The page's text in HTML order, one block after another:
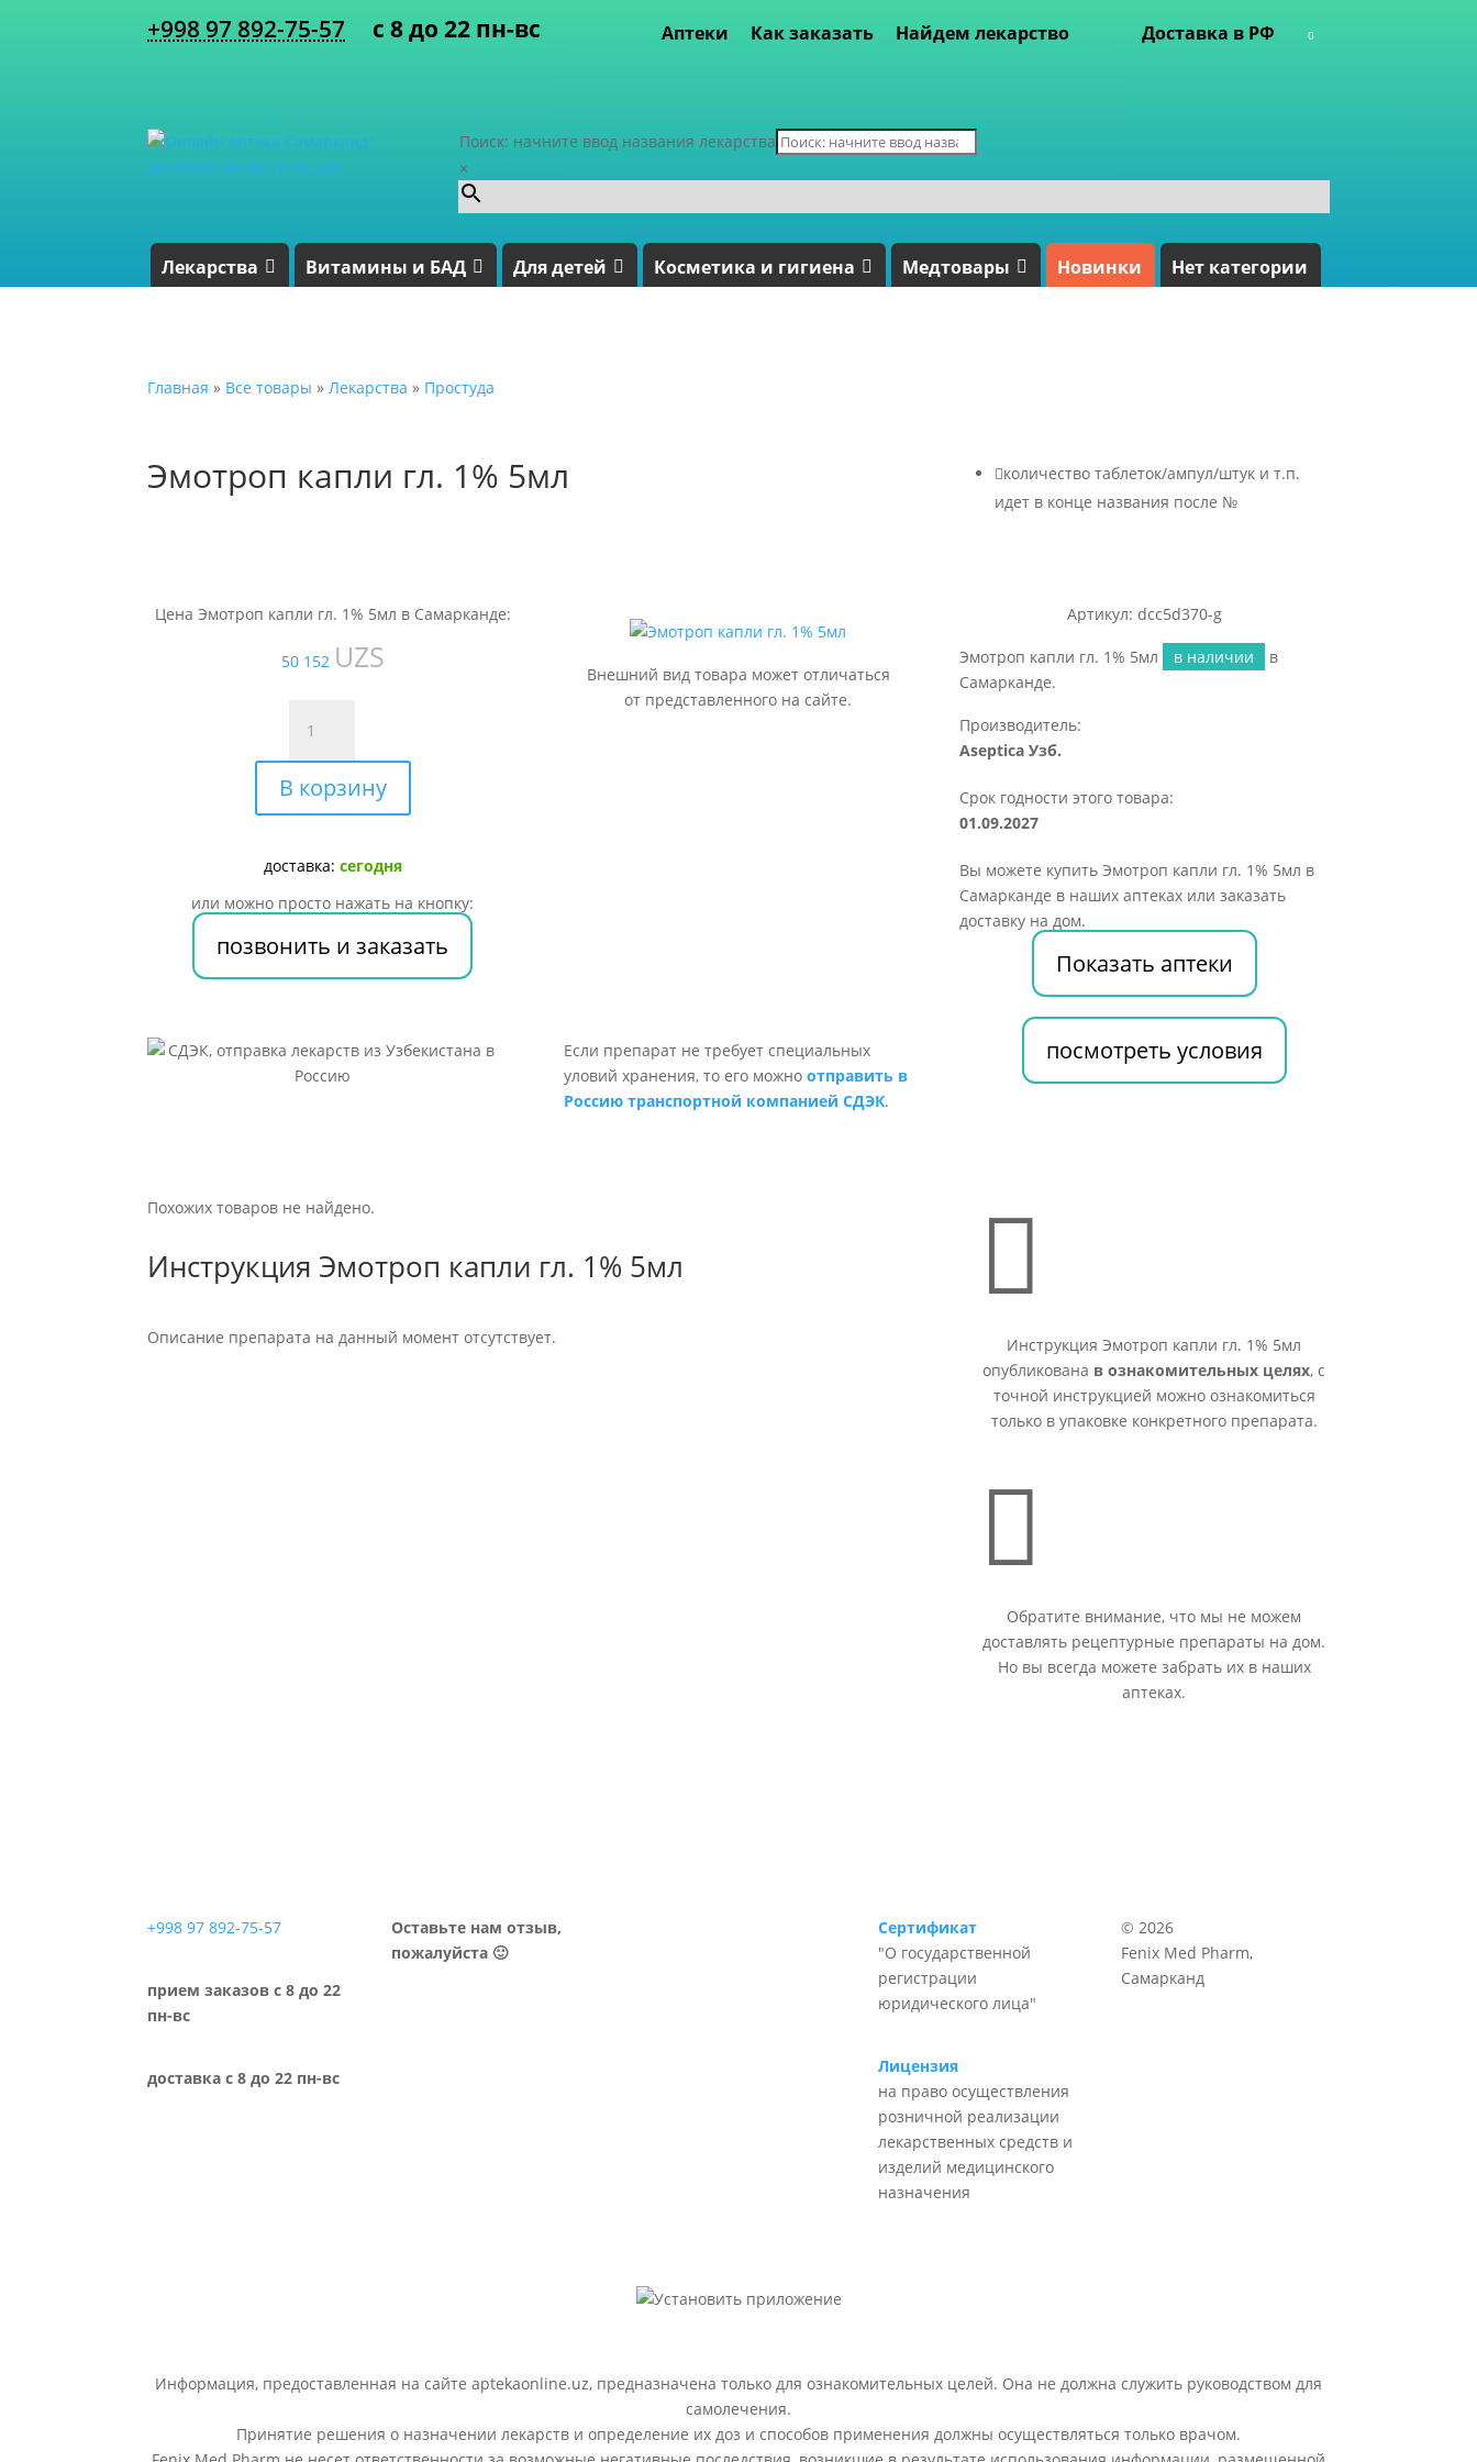
+998 97 892-75-57 с 8 до 22 пн-вс Аптеки Как заказать Найдем лекарство Доставка в РФ 0
Поиск: начните ввод названия лекарства
×
Лекарства Витамины и БАД Для детей Косметика и гигиена Медтовары Новинки Нет категории
Главная » Все товары » Лекарства » Простуда
Эмотроп капли гл. 1% 5мл количество таблеток/ампул/штук и т.п.
идет в конце названия после №
Цена Эмотроп капли гл. 1% 5мл в Самарканде:
50 152 UZS
товара
Эмотроп
капли
гл.
5мл
В корзину
доставка: сегодня
или можно просто нажать на кнопку:
позвонить и заказать
Внешний вид товара может отличаться
от представленного на сайте.
Артикул: dcc5d370-g
Эмотроп капли гл. 1% 5мл в наличии
в
Самарканде.
Производитель:
Aseptica Узб.
Срок годности этого товара:
01.09.2027
Вы можете купить Эмотроп капли гл. 1% 5мл в
Самарканде в наших аптеках или заказать
доставку на дом.
Показать аптеки
Если препарат не требует специальных
уловий хранения, то его можно отправить в
Россию транспортной компанией СДЭК.
посмотреть условия
Похожих товаров не найдено.
Инструкция Эмотроп капли гл. 1% 5мл
Описание препарата на данный момент отсутствует.

Инструкция Эмотроп капли гл. 1% 5мл
опубликована в ознакомительных целях, с
точной инструкцией можно ознакомиться
только в упаковке конкретного препарата.

Обратите внимание, что мы не можем
доставлять рецептурные препараты на дом.
Но вы всегда можете забрать их в наших
аптеках.
+998 97 892-75-57
прием заказов с 8 до 22
пн-вс
доставка с 8 до 22 пн-вс
Оставьте нам отзыв,
пожалуйста 🙂
Сертификат
"О государственной
регистрации
юридического лица"
Лицензия
на право осуществления
розничной реализации
лекарственных средств и
изделий медицинского
назначения
© 2026
Fenix Med Pharm,
Самарканд
Информация, предоставленная на сайте aptekaonline.uz, предназначена только для ознакомительных целей. Она не должна служить руководством для
самолечения.
Принятие решения о назначении лекарств и определение их доз и способов применения должны осуществляться только врачом.